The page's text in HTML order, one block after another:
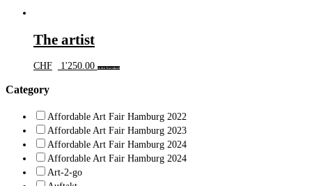
The artist
CHF 1'250.00 In den Warenkorb
Category
Affordable Art Fair Hamburg 2022
Affordable Art Fair Hamburg 2023
Affordable Art Fair Hamburg 2024
Affordable Art Fair Hamburg 2024
Art-2-go